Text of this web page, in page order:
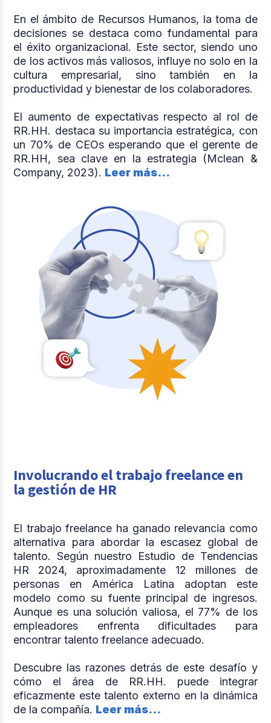
En el ámbito de Recursos Humanos, la toma de
decisiones se destaca como fundamental para
el éxito organizacional. Este sector, siendo uno
de los activos más valiosos, influye no solo en la
cultura empresarial, sino también en la
productividad y bienestar de los colaboradores.
El aumento de expectativas respecto al rol de
RR.HH. destaca su importancia estratégica, con
un 70% de CEOs esperando que el gerente de
RR.HH, sea clave en la estrategia (Mclean &
Company, 2023). Leer más...
Involucrando el trabajo freelance en
la gestión de HR
El trabajo freelance ha ganado relevancia como
alternativa para abordar la escasez global de
talento. Según nuestro Estudio de Tendencias
HR 2024, aproximadamente 12 millones de
personas en América Latina adoptan este
modelo como su fuente principal de ingresos.
Aunque es una solución valiosa, el 77% de los
empleadores enfrenta dificultades para
encontrar talento freelance adecuado.
Descubre las razones detrás de este desafío y
cómo el área de RR.HH. puede integrar
eficazmente este talento externo en la dinámica
de la compañía. Leer más...